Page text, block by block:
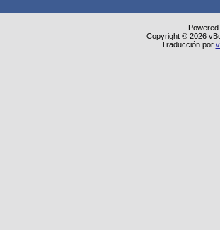
Copyright © 2026
Traducción por